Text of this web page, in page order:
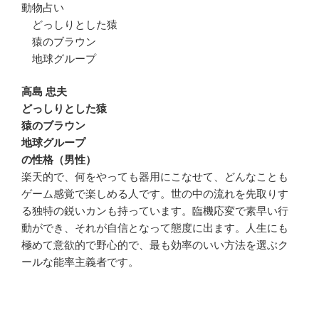
動物占い
どっしりとした猿
猿のブラウン
地球グループ
高島 忠夫
どっしりとした猿
猿のブラウン
地球グループ
の性格（男性）
楽天的で、何をやっても器用にこなせて、どんなことも
ゲーム感覚で楽しめる人です。世の中の流れを先取りす
る独特の鋭いカンも持っています。臨機応変で素早い行
動ができ、それが自信となって態度に出ます。人生にも
極めて意欲的で野心的で、最も効率のいい方法を選ぶク
ールな能率主義者です。